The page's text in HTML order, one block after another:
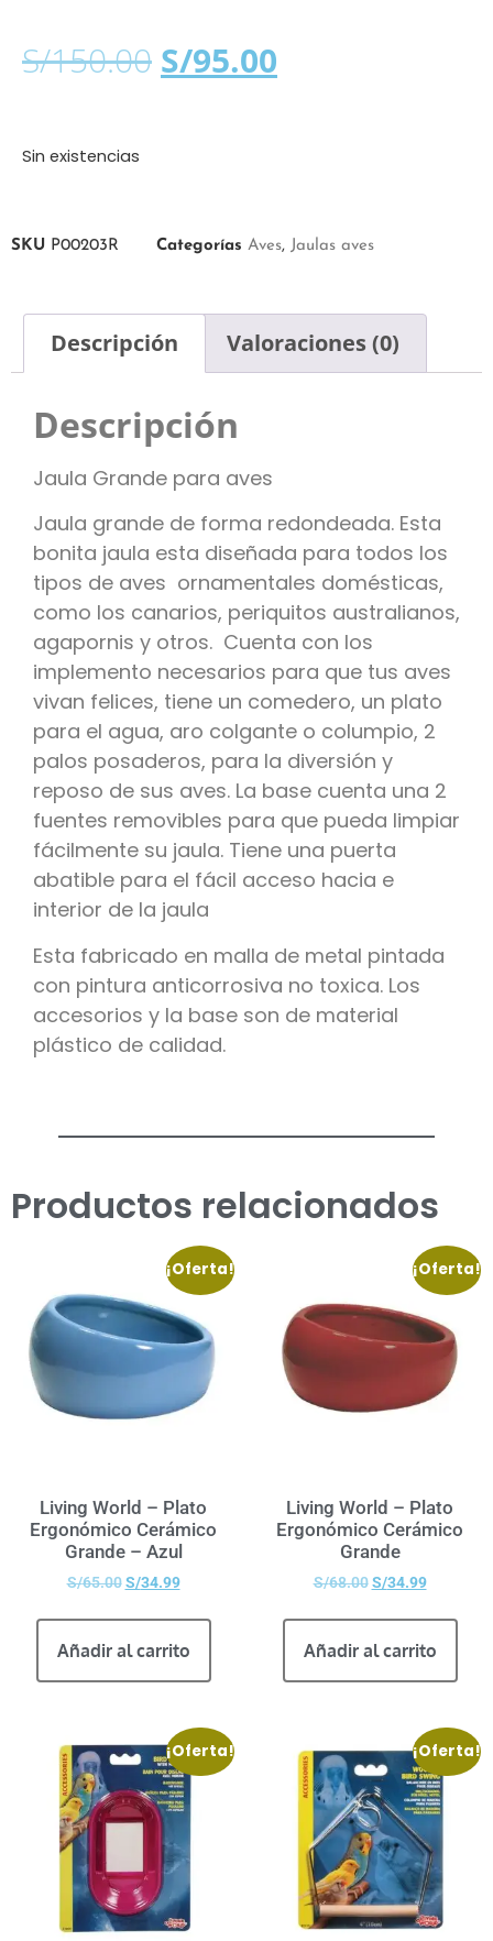
S/150.00 S/95.00
Sin existencias
SKU P00203R Categorías Aves, Jaulas aves
Descripción Valoraciones (0)
Descripción
Jaula Grande para aves
Jaula grande de forma redondeada. Esta
bonita jaula esta diseñada para todos los
tipos de aves ornamentales domésticas,
como los canarios, periquitos australianos,
agapornis y otros. Cuenta con los
implemento necesarios para que tus aves
vivan felices, tiene un comedero, un plato
para el agua, aro colgante o columpio, 2
palos posaderos, para la diversión y
reposo de sus aves. La base cuenta una 2
fuentes removibles para que pueda limpiar
fácilmente su jaula. Tiene una puerta
abatible para el fácil acceso hacia e
interior de la jaula
Esta fabricado en malla de metal pintada
con pintura anticorrosiva no toxica. Los
accesorios y la base son de material
plástico de calidad.
Productos relacionados
¡Oferta!
Living World – Plato
Ergonómico Cerámico
Grande – Azul
S/65.00 S/34.99
Añadir al carrito
¡Oferta!
Living World – Plato
Ergonómico Cerámico
Grande
S/68.00 S/34.99
Añadir al carrito
¡Oferta! ¡Oferta!